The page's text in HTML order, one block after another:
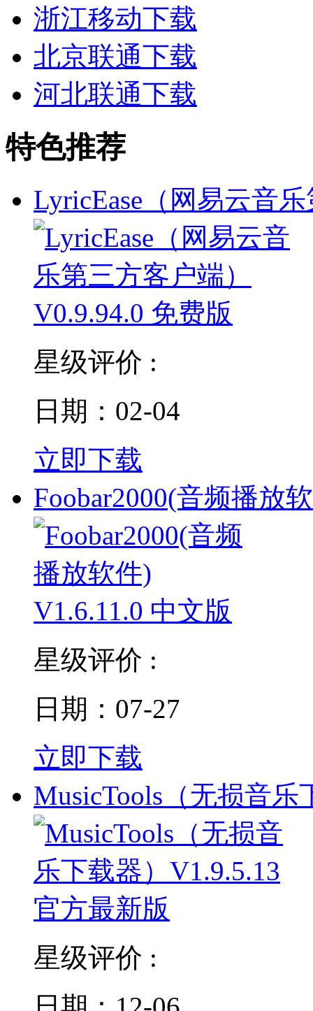
浙江移动下载
北京联通下载
河北联通下载
特色推荐
LyricEase（网易云音
星级评价 :
日期：02-04
立即下载
Foobar2000(音频播放
星级评价 :
日期：07-27
立即下载
MusicTools（无损音乐
星级评价 :